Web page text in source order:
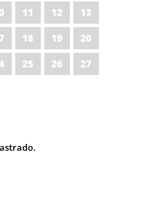
11 12
13
18 19
20
25 26
27